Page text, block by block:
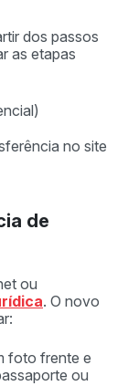
dos passos
as etapas
no site
de
ou
. O novo
foto frente e
ou